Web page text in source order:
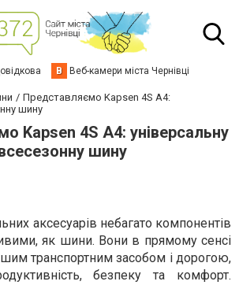
В Веб-камери міста Чернівці
Представляємо Kapsen 4S A4:
шину
Kapsen 4S A4: універсальну
шину
аксесуарів небагато компонентів
як шини. Вони в прямому сенсі
транспортним засобом і дорогою,
безпеку та комфорт.